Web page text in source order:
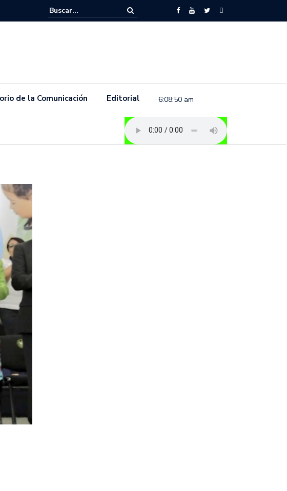
Movimiento feminista se pronuncia previo a la conmemoración del 8 de marzo
Salvador.
de la Comunicación Editorial 6:08:51 am